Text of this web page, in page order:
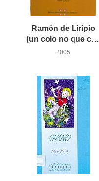
Ramón de Liripio
(un colo no que contar)
2005